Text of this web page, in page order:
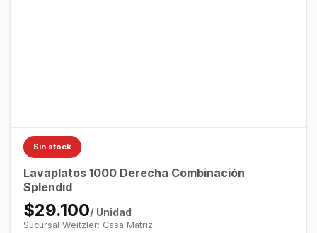
Sin stock
Lavaplatos 1000 Derecha Combinación
Splendid
$29.100/ Unidad
Sucursal Weitzler: Casa Matriz